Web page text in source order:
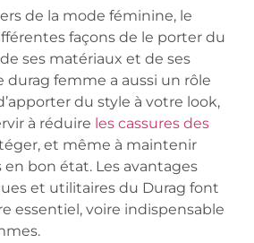
de la mode féminine, le
façons de le porter du
ses matériaux et de ses
durag femme a aussi un rôle
du style à votre look,
à réduire les cassures des
et même à maintenir
bon état. Les avantages
et utilitaires du Durag font
essentiel, voire indispensable